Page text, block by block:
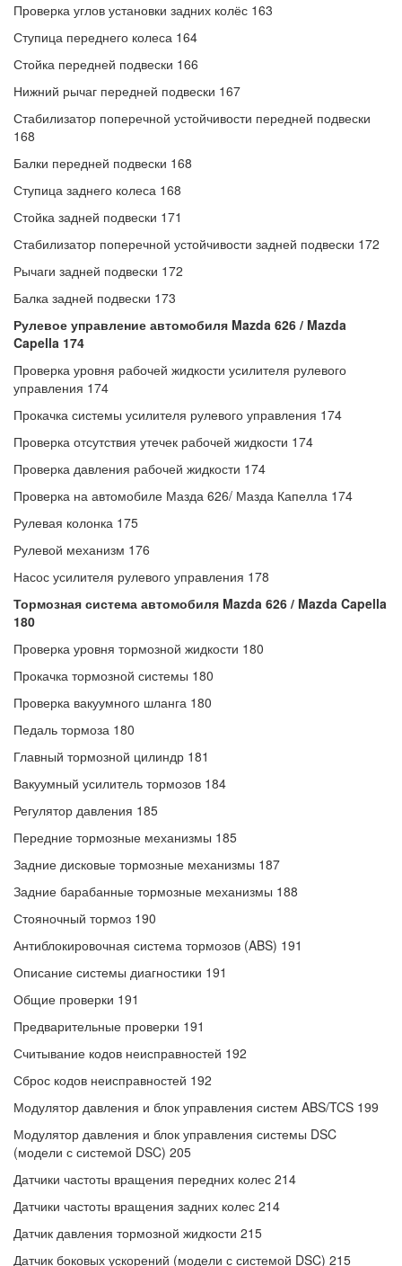
Проверка углов установки задних колёс 163
Ступица переднего колеса 164
Стойка передней подвески 166
Нижний рычаг передней подвески 167
Стабилизатор поперечной устойчивости передней подвески
168
Балки передней подвески 168
Ступица заднего колеса 168
Стойка задней подвески 171
Стабилизатор поперечной устойчивости задней подвески 172
Рычаги задней подвески 172
Балка задней подвески 173
Рулевое управление автомобиля Mazda 626 / Mazda
Capella 174
Проверка уровня рабочей жидкости усилителя рулевого
управления 174
Прокачка системы усилителя рулевого управления 174
Проверка отсутствия утечек рабочей жидкости 174
Проверка давления рабочей жидкости 174
Проверка на автомобиле Мазда 626/ Мазда Капелла 174
Рулевая колонка 175
Рулевой механизм 176
Насос усилителя рулевого управления 178
Тормозная система автомобиля Mazda 626 / Mazda Capella
180
Проверка уровня тормозной жидкости 180
Прокачка тормозной системы 180
Проверка вакуумного шланга 180
Педаль тормоза 180
Главный тормозной цилиндр 181
Вакуумный усилитель тормозов 184
Регулятор давления 185
Передние тормозные механизмы 185
Задние дисковые тормозные механизмы 187
Задние барабанные тормозные механизмы 188
Стояночный тормоз 190
Антиблокировочная система тормозов (ABS) 191
Описание системы диагностики 191
Общие проверки 191
Предварительные проверки 191
Считывание кодов неисправностей 192
Сброс кодов неисправностей 192
Модулятор давления и блок управления систем ABS/TCS 199
Модулятор давления и блок управления системы DSC
(модели с системой DSC) 205
Датчики частоты вращения передних колес 214
Датчики частоты вращения задних колес 214
Датчик давления тормозной жидкости 215
Датчик боковых ускорений (модели с системой DSC) 215